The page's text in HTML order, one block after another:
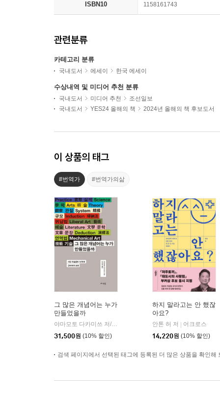
ISBN10 1158161743
관련분류
카테고리 분류
국내도서 에세이 한국 에세이
수상내역 및 미디어 추천 분류
국내도서 미디어 추천
조선일보
국내도서
YES24 올해의 책 2024년 올해의 책 후보도서
이 상품의 태그
#번역가 #번역가의삶
그 많은 개념어는 누가
만들었을까
야마모토 다카미쓰 저/지비원 역
메멘토
31,500원 (10% 할인)
하지 말라고는 안 했잖
아요?
안톤 허 저
어크로스
14,220원 (10% 할인)
검색 페이지에서 선택된 태그에 등록된 더 많은 상품을 확인해